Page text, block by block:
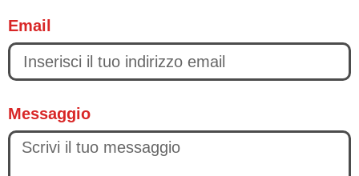
Email
Messaggio